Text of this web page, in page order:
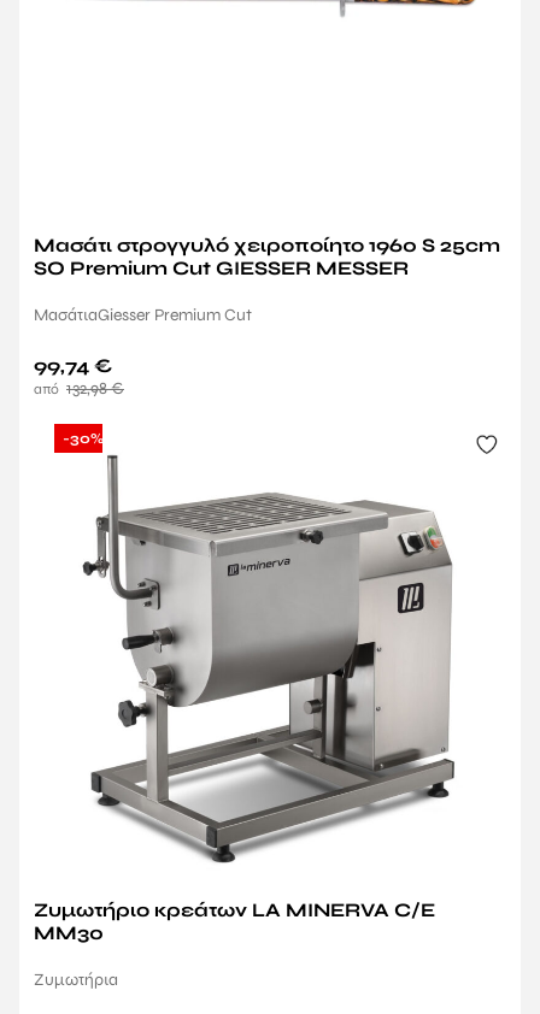
Μασάτι στρογγυλό χειροποίητο 1960 S 25cm
SO Premium Cut GIESSER MESSER
ΜασάτιαGiesser Premium Cut
132,98€
99,74 €
-30%
Ζυμωτήριο κρεάτων LA MINERVA C/E
MM30
Ζυμωτήρια